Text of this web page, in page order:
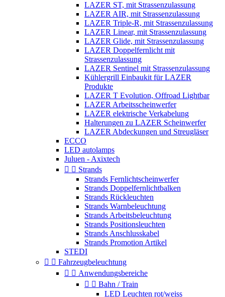
LAZER ST, mit Strassenzulassung
LAZER AIR, mit Strassenzulassung
LAZER Triple-R, mit Strassenzulassung
LAZER Linear, mit Strassenzulassung
LAZER Glide, mit Strassenzulassung
LAZER Doppelfernlicht mit
Strassenzulassung
LAZER Sentinel mit Strassenzulassung
Kühlergrill Einbaukit für LAZER
Produkte
LAZER T Evolution, Offroad Lightbar
LAZER Arbeitsscheinwerfer
LAZER elektrische Verkabelung
Halterungen zu LAZER Scheinwerfer
LAZER Abdeckungen und Streugläser
ECCO
LED autolamps
Juluen - Axixtech
  Strands
Strands Fernlichtscheinwerfer
Strands Doppelfernlichtbalken
Strands Rückleuchten
Strands Warnbeleuchtung
Strands Arbeitsbeleuchtung
Strands Positionsleuchten
Strands Anschlusskabel
Strands Promotion Artikel
STEDI
  Fahrzeugbeleuchtung
  Anwendungsbereiche
  Bahn / Train
LED Leuchten rot/weiss